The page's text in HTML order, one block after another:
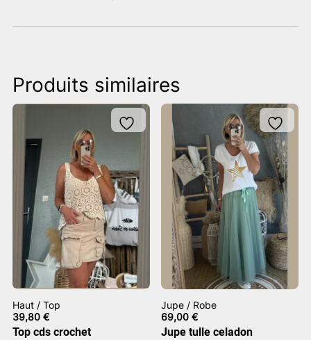
Produits similaires
Haut / Top
39,80 €
Top cds crochet
Jupe / Robe
69,00€
Jupe tulle celadon